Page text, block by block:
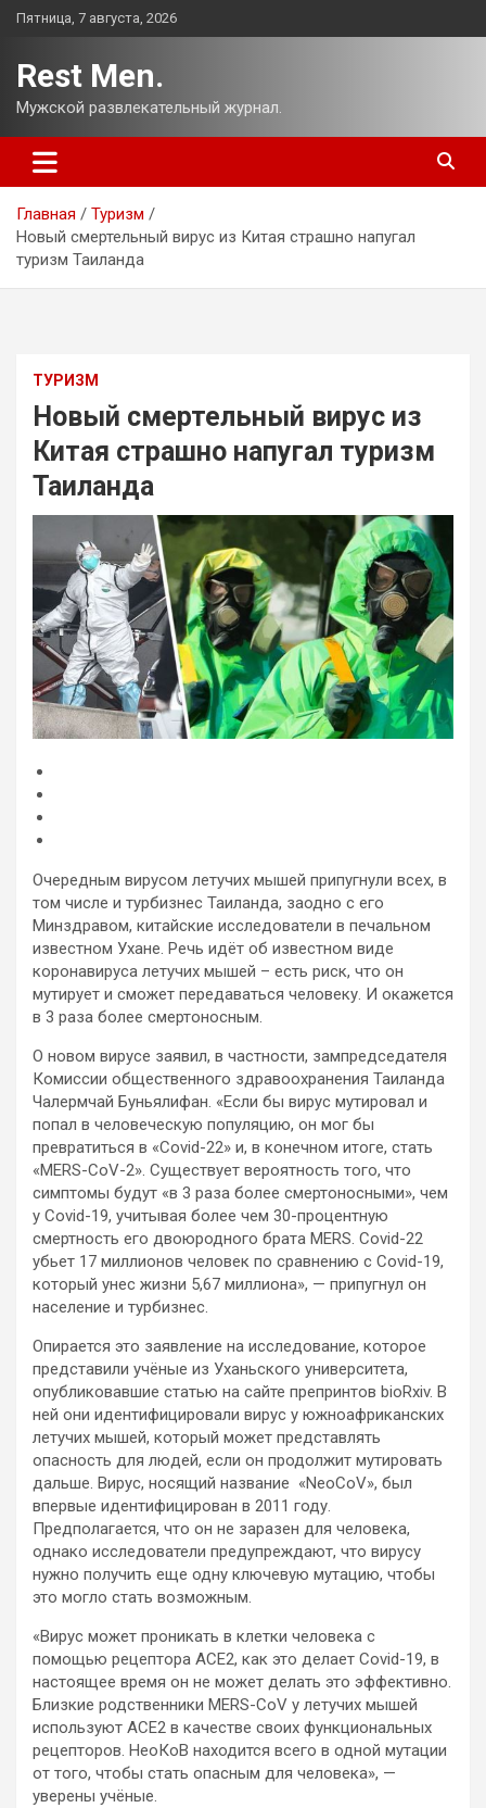
Перейти
Пятница, 7 августа, 2026
Rest Men.
Мужской развлекательный журнал.
Главная
Туризм
Новый смертельный вирус из Китая страшно напугал
туризм Таиланда
ТУРИЗМ
Новый смертельный вирус из
Китая страшно напугал туризм
Таиланда
Очередным вирусом летучих мышей припугнули всех, в
том числе и турбизнес Таиланда, заодно с его
Минздравом, китайские исследователи в печальном
известном Ухане. Речь идёт об известном виде
коронавируса летучих мышей – есть риск, что он
мутирует и сможет передаваться человеку. И окажется
в 3 раза более смертоносным.
О новом вирусе заявил, в частности, зампредседателя
Комиссии общественного здравоохранения Таиланда
Чалермчай Буньялифан. «Если бы вирус мутировал и
попал в человеческую популяцию, он мог бы
превратиться в «Covid-22» и, в конечном итоге, стать
«MERS-CoV-2». Существует вероятность того, что
симптомы будут «в 3 раза более смертоносными», чем
у Covid-19, учитывая более чем 30-процентную
смертность его двоюродного брата MERS. Covid-22
убьет 17 миллионов человек по сравнению с Covid-19,
который унес жизни 5,67 миллиона», — припугнул он
население и турбизнес.
Опирается это заявление на исследование, которое
представили учёные из Уханьского университета,
опубликовавшие статью на сайте препринтов bioRxiv. В
ней они идентифицировали вирус у южноафриканских
летучих мышей, который может представлять
опасность для людей, если он продолжит мутировать
дальше. Вирус, носящий название «NeoCoV», был
впервые идентифицирован в 2011 году.
Предполагается, что он не заразен для человека,
однако исследователи предупреждают, что вирусу
нужно получить еще одну ключевую мутацию, чтобы
это могло стать возможным.
«Вирус может проникать в клетки человека с
помощью рецептора ACE2, как это делает Covid-19, в
настоящее время он не может делать это эффективно.
Близкие родственники MERS-CoV у летучих мышей
используют ACE2 в качестве своих функциональных
рецепторов. НеоКоВ находится всего в одной мутации
от того, чтобы стать опасным для человека», —
уверены учёные.